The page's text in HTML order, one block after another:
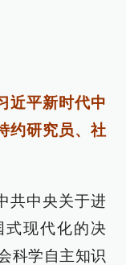
近平新时代中
约研究员、社
共中央关于进
现代化的决
科学自主知识